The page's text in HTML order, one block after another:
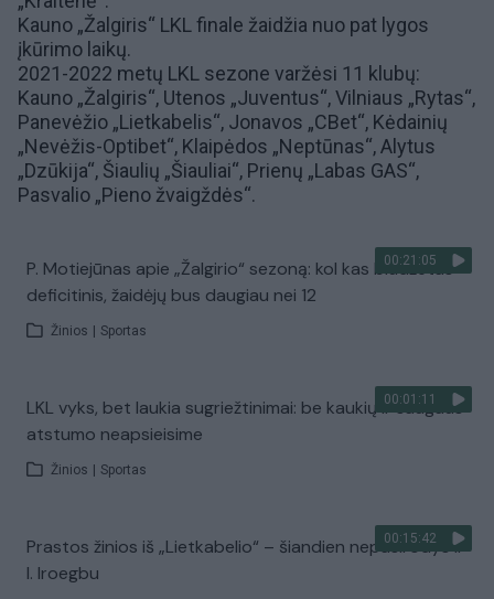
Kauno „Žalgiris“ LKL finale žaidžia nuo pat lygos
įkūrimo laikų.
2021-2022 metų LKL sezone varžėsi 11 klubų:
Kauno „Žalgiris“, Utenos „Juventus“, Vilniaus „Rytas“,
Panevėžio „Lietkabelis“, Jonavos „CBet“, Kėdainių
„Nevėžis-Optibet“, Klaipėdos „Neptūnas“, Alytus
„Dzūkija“, Šiaulių „Šiauliai“, Prienų „Labas GAS“,
Pasvalio „Pieno žvaigždės“.
00:21:05
P. Motiejūnas apie „Žalgirio“ sezoną: kol kas biudžetas
deficitinis, žaidėjų bus daugiau nei 12
Žinios Sportas
00:01:11
LKL vyks, bet laukia sugriežtinimai: be kaukių ir saugaus
atstumo neapsieisime
Žinios Sportas
00:15:42
Prastos žinios iš „Lietkabelio“ – šiandien nepasirodys ir
I. Iroegbu